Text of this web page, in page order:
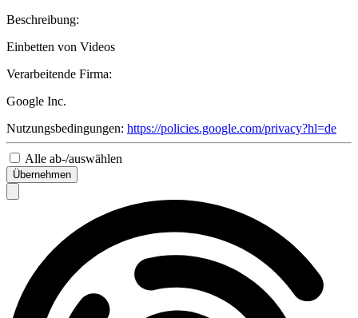
Beschreibung:
Einbetten von Videos
Verarbeitende Firma:
Google Inc.
Nutzungsbedingungen: https://policies.google.com/privacy?hl=de
Alle ab-/auswählen
Übernehmen